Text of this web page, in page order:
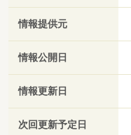
情報提供元
情報公開日
情報更新日
次回更新予定日